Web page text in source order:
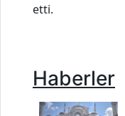
etti.
Haberler